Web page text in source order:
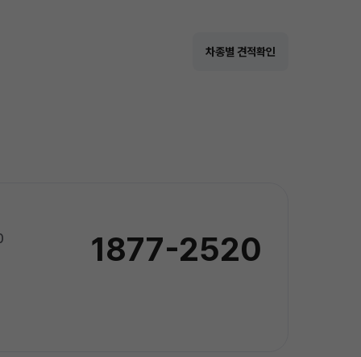
차종별 견적확인
1877-2520